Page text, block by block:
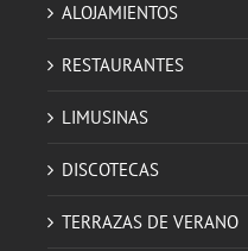
ALOJAMIENTOS
RESTAURANTES
LIMUSINAS
DISCOTECAS
TERRAZAS DE VERANO